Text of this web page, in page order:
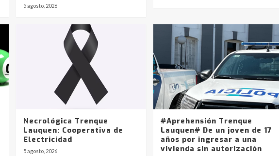
5 agosto, 2026
Necrológica Trenque
Lauquen: Cooperativa de
Electricidad
5 agosto, 2026
#Aprehensión Trenque
Lauquen# De un joven de 17
años por ingresar a una
vivienda sin autorización